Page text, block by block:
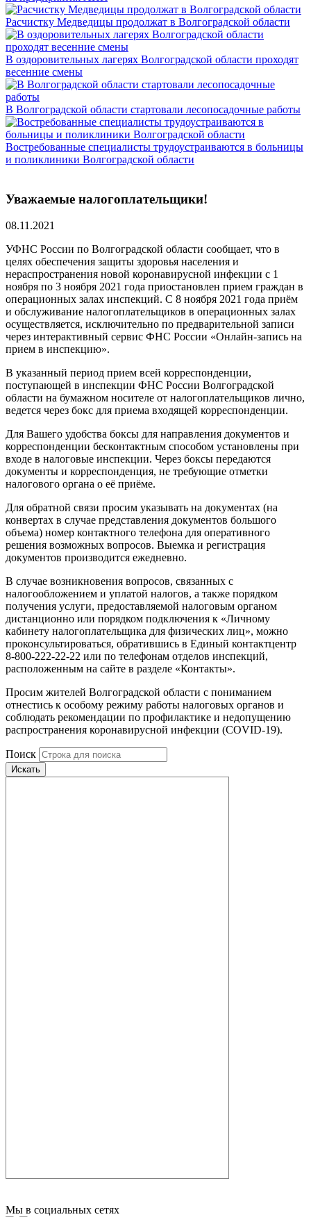
Расчистку Медведицы продолжат в Волгоградской области
В оздоровительных лагерях Волгоградской области проходят
весенние смены
В Волгоградской области стартовали лесопосадочные работы
Востребованные специалисты трудоустраиваются в больницы
и поликлиники Волгоградской области
Уважаемые налогоплательщики!
08.11.2021
УФНС России по Волгоградской области сообщает, что в
целях обеспечения защиты здоровья населения и
нераспространения новой коронавирусной инфекции с 1
ноября по 3 ноября 2021 года приостановлен прием граждан в
операционных залах инспекций. С 8 ноября 2021 года приём
и обслуживание налогоплательщиков в операционных залах
осуществляется, исключительно по предварительной записи
через интерактивный сервис ФНС России «Онлайн-запись на
прием в инспекцию».
В указанный период прием всей корреспонденции,
поступающей в инспекции ФНС России Волгоградской
области на бумажном носителе от налогоплательщиков лично,
ведется через бокс для приема входящей корреспонденции.
Для Вашего удобства боксы для направления документов и
корреспонденции бесконтактным способом установлены при
входе в налоговые инспекции. Через боксы передаются
документы и корреспонденция, не требующие отметки
налогового органа о её приёме.
Для обратной связи просим указывать на документах (на
конвертах в случае представления документов большого
объема) номер контактного телефона для оперативного
решения возможных вопросов. Выемка и регистрация
документов производится ежедневно.
В случае возникновения вопросов, связанных с
налогообложением и уплатой налогов, а также порядком
получения услуги, предоставляемой налоговым органом
дистанционно или порядком подключения к «Личному
кабинету налогоплательщика для физических лиц», можно
проконсультироваться, обратившись в Единый контактцентр
8-800-222-22-22 или по телефонам отделов инспекций,
расположенным на сайте в разделе «Контакты».
Просим жителей Волгоградской области с пониманием
отнестись к особому режиму работы налоговых органов и
соблюдать рекомендации по профилактике и недопущению
распространения коронавирусной инфекции (COVID-19).
Поиск
Искать
Мы в социальных сетях